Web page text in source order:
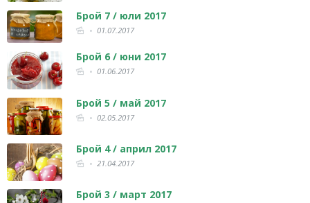
Брой 7 / юли 2017
01.07.2017
Брой 6 / юни 2017
01.06.2017
Брой 5 / май 2017
02.05.2017
Брой 4 / април 2017
21.04.2017
Брой 3 / март 2017